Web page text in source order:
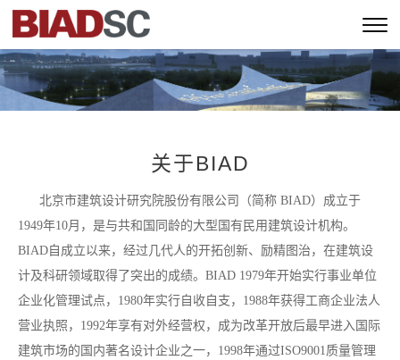
关于BIAD
北京市建筑设计研究院股份有限公司（简称 BIAD）成立于
1949年10月，是与共和国同龄的大型国有民用建筑设计机构。
BIAD自成立以来，经过几代人的开拓创新、励精图治，在建筑设
计及科研领域取得了突出的成绩。BIAD 1979年开始实行事业单位
企业化管理试点，1980年实行自收自支，1988年获得工商企业法人
营业执照，1992年享有对外经营权，成为改革开放后最早进入国际
建筑市场的国内著名设计企业之一，1998年通过ISO9001质量管理